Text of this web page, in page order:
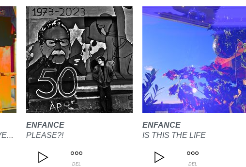
WHEN I'M WITH YOU (EVERYTHING CHANGES)
ENFANCE
PLEASE?!
DEL
ENFANCE
IS THIS THE LIFE
DEL